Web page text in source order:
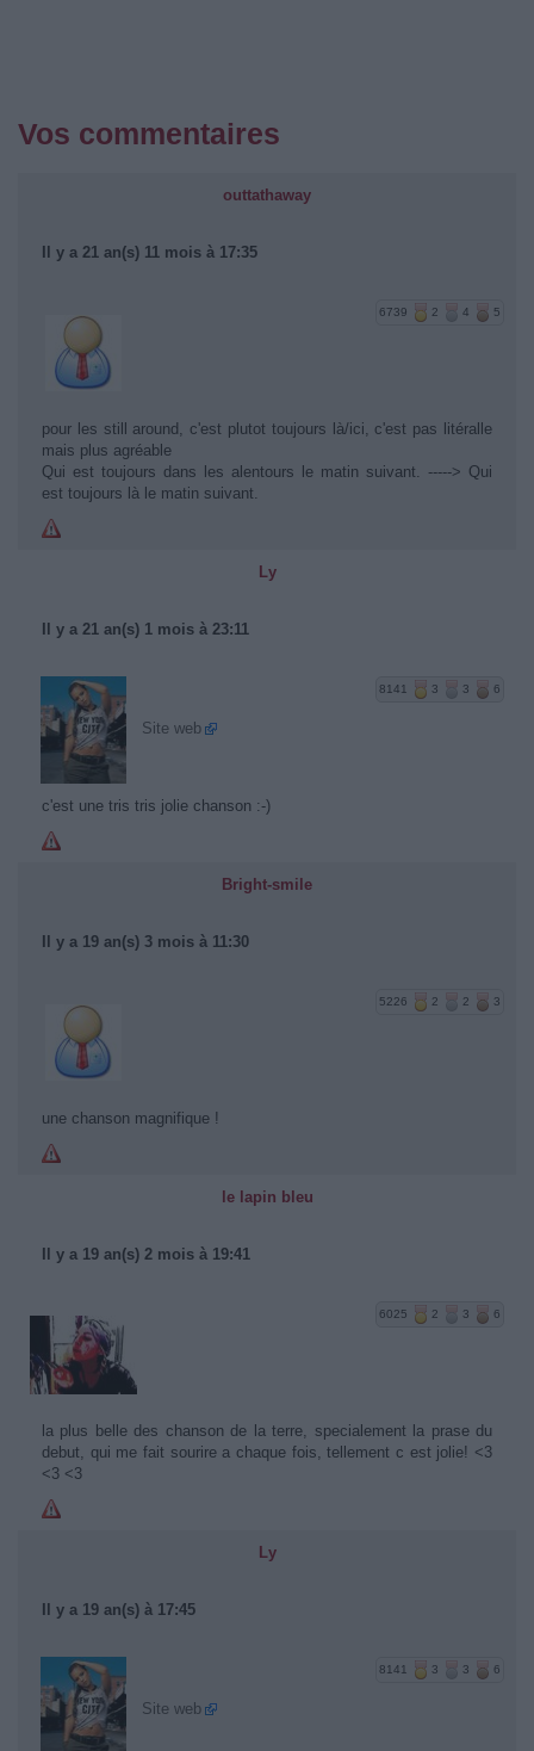
Vos commentaires
outtathaway
Il y a 21 an(s) 11 mois à 17:35
6739 2 4 5
pour les still around, c'est plutot toujours là/ici, c'est pas litéralle
mais plus agréable
Qui est toujours dans les alentours le matin suivant. -----> Qui
est toujours là le matin suivant.
Ly
Il y a 21 an(s) 1 mois à 23:11
8141 3 3 6
Site web
c'est une tris tris jolie chanson :-)
Bright-smile
Il y a 19 an(s) 3 mois à 11:30
5226 2 2 3
une chanson magnifique !
le lapin bleu
Il y a 19 an(s) 2 mois à 19:41
6025 2 3 6
la plus belle des chanson de la terre, specialement la prase du
debut, qui me fait sourire a chaque fois, tellement c est jolie! <3
<3 <3
Ly
Il y a 19 an(s) à 17:45
8141 3 3 6
Site web